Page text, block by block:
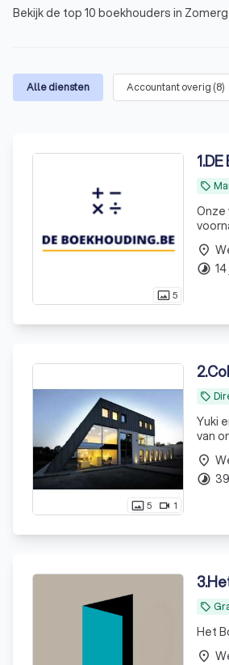
Bekijk de top 10 boekhouders in
Alle diensten Accountant overig (8)
photo_size_select_actual5
1.DE
local_offer
Onze
place
timelapse
photo_size_select_actual5 videocam 1
2.
local_offer
Yuki en
van
place
timelapse
3.
local_offer
Het
place